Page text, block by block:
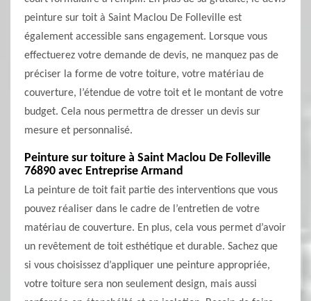
peinture sur toit à Saint Maclou De Folleville est
également accessible sans engagement. Lorsque vous
effectuerez votre demande de devis, ne manquez pas de
préciser la forme de votre toiture, votre matériau de
couverture, l’étendue de votre toit et le montant de votre
budget. Cela nous permettra de dresser un devis sur
mesure et personnalisé.
Peinture sur toiture à Saint Maclou De Folleville
76890 avec Entreprise Armand
La peinture de toit fait partie des interventions que vous
pouvez réaliser dans le cadre de l’entretien de votre
matériau de couverture. En plus, cela vous permet d’avoir
un revêtement de toit esthétique et durable. Sachez que
si vous choisissez d’appliquer une peinture appropriée,
votre toiture sera non seulement design, mais aussi